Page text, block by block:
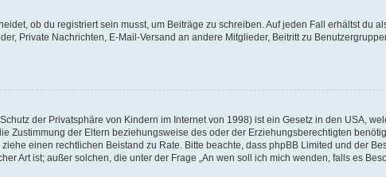
ob du registriert sein musst, um Beiträge zu schreiben. Auf jeden Fall erhältst du
Private Nachrichten, E-Mail-Versand an andere Mitglieder, Beitritt zu
der Privatsphäre von Kindern im Internet von 1998) ist ein Gesetz in den USA,
der Eltern beziehungsweise des oder der Erziehungsberechtigten
einen rechtlichen Beistand zu Rate. Bitte beachte, dass phpBB Limited und der
Art ist; außer solchen, die unter der Frage „An wen soll ich mich wenden, falls es